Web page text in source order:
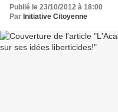
Publié le 23/10/2012 à 18:00
Par Initiative Citoyenne